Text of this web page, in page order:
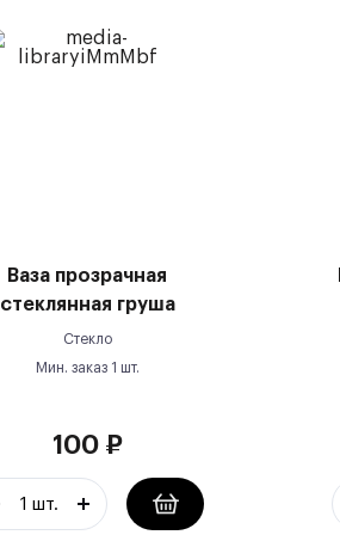
Ваза прозрачная
стеклянная груша
Стекло
Мин. заказ 1 шт.
100₽